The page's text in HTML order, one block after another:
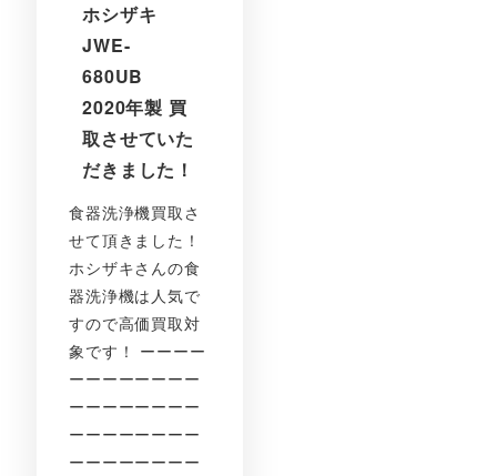
ホシザキ
JWE-
680UB
2020年製 買
取させていた
だきました！
食器洗浄機買取さ
せて頂きました！
ホシザキさんの食
器洗浄機は人気で
すので高価買取対
象です！ ーーーー
ーーーーーーーー
ーーーーーーーー
ーーーーーーーー
ーーーーーーーー